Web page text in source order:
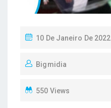
P
S
E
10 De Janeiro De 2022
Bigmidia
550 Views